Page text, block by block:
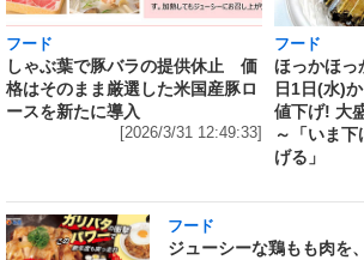
フード
しゃぶ葉で豚バラの提供休止 価
格はそのまま厳選した米国産豚ロ
ースを新たに導入
[2026/3/31 12:49:33]
フード
ほっかほっ
日1日(水)
値下げ! 大
～「いま
げる」
フード
ジューシーな鶏もも肉を